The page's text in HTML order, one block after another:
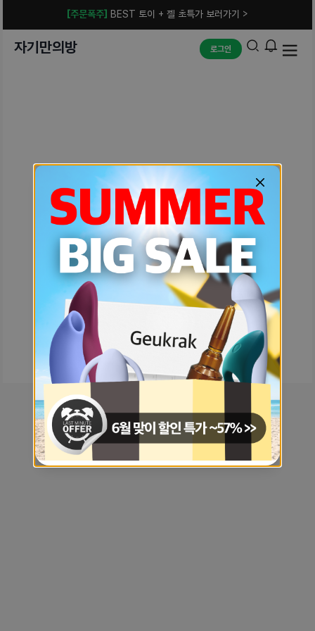
[주문폭주] BEST 토이 + 젤 초특가 보러가기 >
자기만의방 로그인
예상치 못한 에러입니다.